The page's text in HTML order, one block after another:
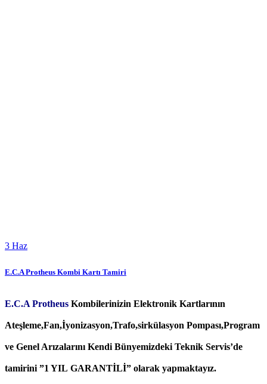
3 Haz
E.C.A Protheus Kombi Kartı Tamiri
E.C.A Protheus Kombilerinizin Elektronik Kartlarının
Ateşleme,Fan,İyonizasyon,Trafo,sirkülasyon Pompası,Program
ve Genel Arızalarını Kendi Bünyemizdeki Teknik Servis’de
tamirini ”1 YIL GARANTİLİ” olarak yapmaktayız.